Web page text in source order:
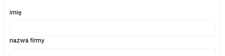
imię
nazwa firmy